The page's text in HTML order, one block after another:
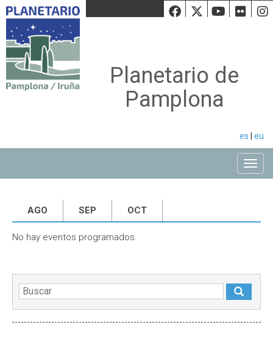
Facebook
Twiiter
Planetario de
Pamplona
es eu
AGO SEP OCT
No hay eventos programados.